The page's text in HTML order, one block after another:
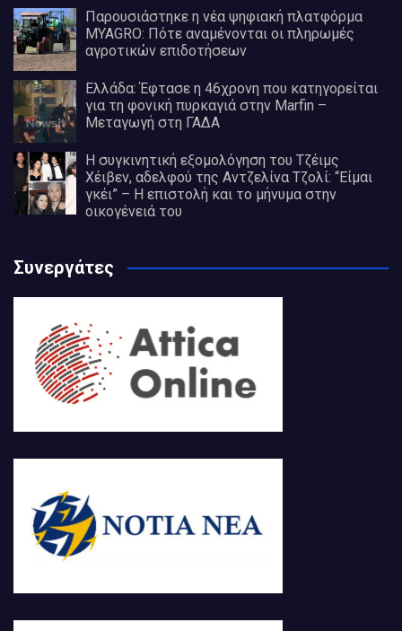
Παρουσιάστηκε η νέα ψηφιακή πλατφόρμα
MYAGRO: Πότε αναμένονται οι πληρωμές
αγροτικών επιδοτήσεων
Ελλάδα: Έφτασε η 46χρονη που κατηγορείται
για τη φονική πυρκαγιά στην Marfin –
Μεταγωγή στη ΓΑΔΑ
Η συγκινητική εξομολόγηση του Τζέιμς
Χέιβεν, αδελφού της Αντζελίνα Τζολί: “Είμαι
γκέι” – Η επιστολή και το μήνυμα στην
οικογένειά του
Συνεργάτες